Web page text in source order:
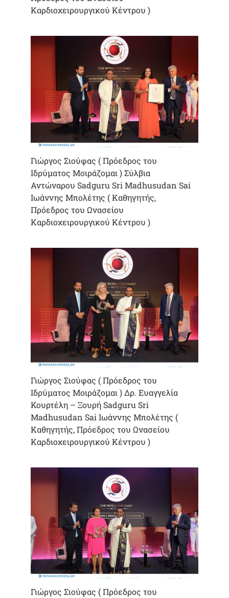
Καρδιοχειρουργικού Κέντρου )
Γιώργος Σιούφας ( Πρόεδρος του
Ιδρύματος Μοιράζομαι ) Σύλβια
Αντώναρου Sadguru Sri Madhusudan Sai
Ιωάννης Μπολέτης ( Καθηγητής,
Πρόεδρος του Ωνασείου
Καρδιοχειρουργικού Κέντρου )
Γιώργος Σιούφας ( Πρόεδρος του
Ιδρύματος Μοιράζομαι ) Δρ. Ευαγγελία
Κουρτέλη – Ξουρή Sadguru Sri
Madhusudan Sai Ιωάννης Μπολέτης (
Καθηγητής, Πρόεδρος του Ωνασείου
Καρδιοχειρουργικού Κέντρου )
Γιώργος Σιούφας ( Πρόεδρος του